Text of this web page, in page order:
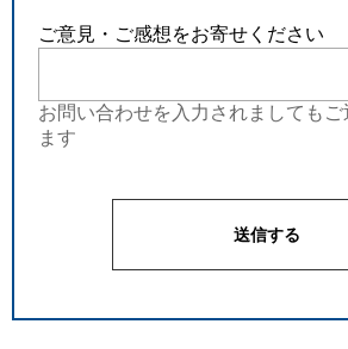
ご意見・ご感想をお寄せください
お問い合わせを入力されましても
ます